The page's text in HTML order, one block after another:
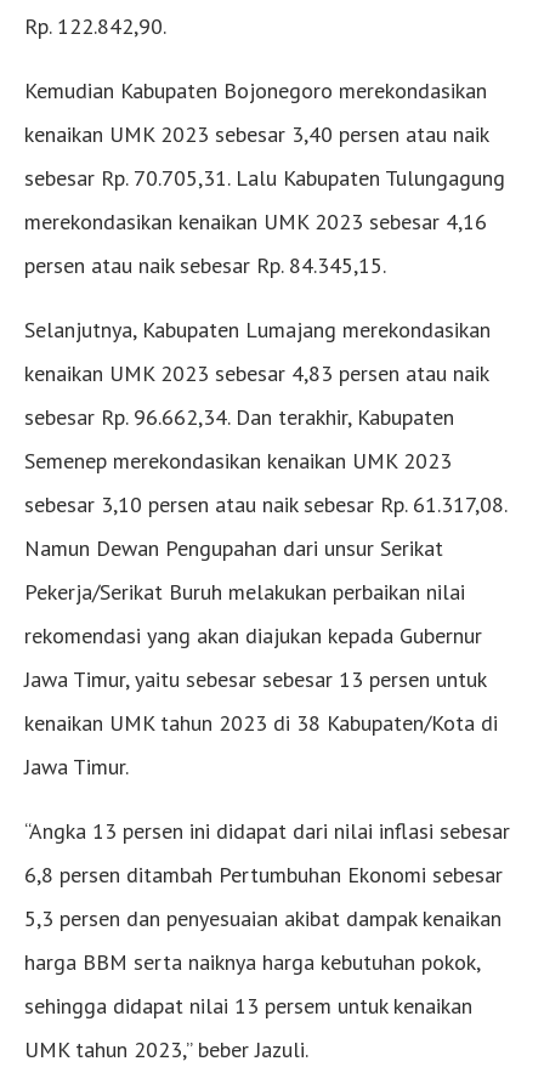
Rp. 122.842,90.
Kemudian Kabupaten Bojonegoro merekondasikan
kenaikan UMK 2023 sebesar 3,40 persen atau naik
sebesar Rp. 70.705,31. Lalu Kabupaten Tulungagung
merekondasikan kenaikan UMK 2023 sebesar 4,16
persen atau naik sebesar Rp. 84.345,15.
Selanjutnya, Kabupaten Lumajang merekondasikan
kenaikan UMK 2023 sebesar 4,83 persen atau naik
sebesar Rp. 96.662,34. Dan terakhir, Kabupaten
Semenep merekondasikan kenaikan UMK 2023
sebesar 3,10 persen atau naik sebesar Rp. 61.317,08.
Namun Dewan Pengupahan dari unsur Serikat
Pekerja/Serikat Buruh melakukan perbaikan nilai
rekomendasi yang akan diajukan kepada Gubernur
Jawa Timur, yaitu sebesar sebesar 13 persen untuk
kenaikan UMK tahun 2023 di 38 Kabupaten/Kota di
Jawa Timur.
“Angka 13 persen ini didapat dari nilai inflasi sebesar
6,8 persen ditambah Pertumbuhan Ekonomi sebesar
5,3 persen dan penyesuaian akibat dampak kenaikan
harga BBM serta naiknya harga kebutuhan pokok,
sehingga didapat nilai 13 persem untuk kenaikan
UMK tahun 2023,” beber Jazuli.